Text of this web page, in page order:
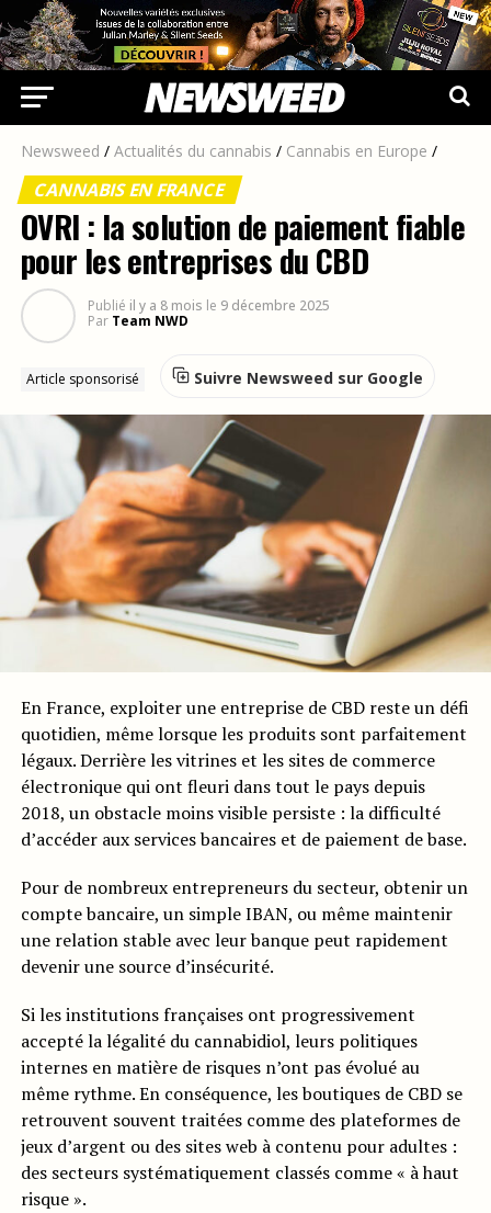
Newsweed / Actualités du cannabis / Cannabis en Europe /
CANNABIS EN FRANCE
OVRI : la solution de paiement fiable
pour les entreprises du CBD
Publié il y a 8 mois le 9 décembre 2025
Par Team NWD
Article sponsorisé Suivre Newsweed sur Google
En France, exploiter une entreprise de CBD reste un défi
quotidien, même lorsque les produits sont parfaitement
légaux. Derrière les vitrines et les sites de commerce
électronique qui ont fleuri dans tout le pays depuis
2018, un obstacle moins visible persiste : la difficulté
d’accéder aux services bancaires et de paiement de base.
Pour de nombreux entrepreneurs du secteur, obtenir un
compte bancaire, un simple IBAN, ou même maintenir
une relation stable avec leur banque peut rapidement
devenir une source d’insécurité.
Si les institutions françaises ont progressivement
accepté la légalité du cannabidiol, leurs politiques
internes en matière de risques n’ont pas évolué au
même rythme. En conséquence, les boutiques de CBD se
retrouvent souvent traitées comme des plateformes de
jeux d’argent ou des sites web à contenu pour adultes :
des secteurs systématiquement classés comme « à haut
risque ».